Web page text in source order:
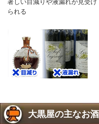
著しい目減りや液漏れが見受け
られる
大黒屋の主なお